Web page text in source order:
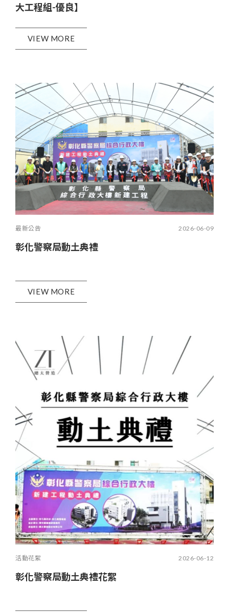
大工程組-優良】
VIEW MORE
最新公告 2026-06-09
彰化警察局動土典禮
VIEW MORE
活動花絮 2026-06-12
彰化警察局動土典禮花絮